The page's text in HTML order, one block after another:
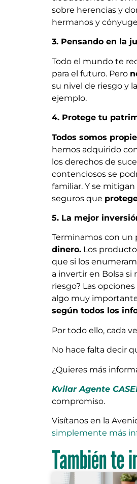
sobre herencias y
hermanos y
3. Pensando en la
Todo el mundo te
para el futuro. Pero
su nivel de riesgo y
ejemplo.
4. Protege tu
Todos somos
hemos adquirido
los derechos de
contenciosos se
familiar. Y se
seguros que
5. La mejor
Terminamos con
dinero. Los
que si los
a invertir en Bolsa si
riesgo? Las
algo muy
según todos los
Por todo ello, cada
No hace falta decir
¿Quieres más
Kvilar Agente
compromiso.
Visítanos en la
simplemente más
También te